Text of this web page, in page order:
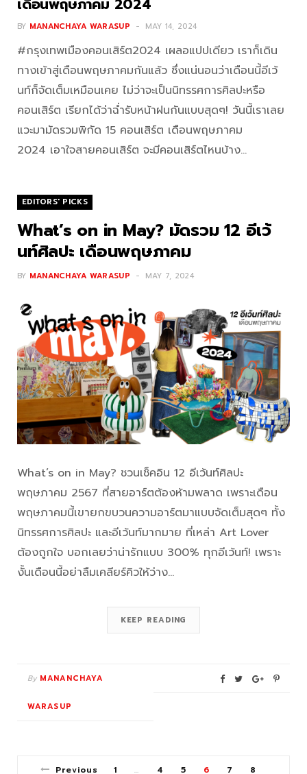
เดือนพฤษภาคม 2024
BY MANANCHAYA WARASUP MAY 14, 2024
#กรุงเทพเมืองคอนเสิร์ต2024 เผลอแปปเดียว เราก็เดิน
ทางเข้าสู่เดือนพฤษภาคมกันแล้ว ซึ่งแน่นอนว่าเดือนนี้อีเว้
นท์ก็จัดเต็มเหมือนเคย ไม่ว่าจะเป็นนิทรรศการศิลปะหรือ
คอนเสิร์ต เรียกได้ว่าฉ่ำรับหน้าฝนกันแบบสุดๆ! วันนี้เราเลย
แวะมามัดรวมพิกัด 15 คอนเสิร์ต เดือนพฤษภาคม
2024 เอาใจสายคอนเสิร์ต จะมีคอนเสิร์ตไหนบ้าง…
EDITORS' PICKS
What’s on in May? มัดรวม 12 อีเว้
นท์ศิลปะ เดือนพฤษภาคม
BY MANANCHAYA WARASUP MAY 7, 2024
What’s on in May? ชวนเช็คอิน 12 อีเว้นท์ศิลปะ
พฤษภาคม 2567 ที่สายอาร์ตต้องห้ามพลาด เพราะเดือน
พฤษภาคมนี้เขายกขบวนความอาร์ตมาแบบจัดเต็มสุดๆ ทั้ง
นิทรรศการศิลปะ และอีเว้นท์มากมาย ที่เหล่า Art Lover
ต้องถูกใจ บอกเลยว่าน่ารักแบบ 300% ทุกอีเว้นท์! เพราะ
งั้นเดือนนี้อย่าลืมเคลียร์คิวให้ว่าง…
KEEP READING
By MANANCHAYA
WARASUP
Previous 1 … 4 5 6 7 8